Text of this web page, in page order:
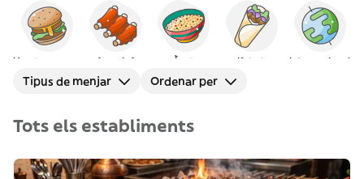
Americà Àrab Kebab Internacional
Tipus de menjar Ordenar per
Tots els establiments